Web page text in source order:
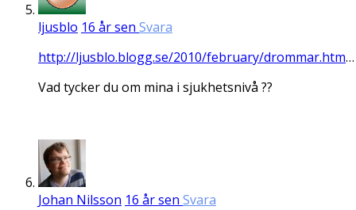
ljusblo 16 år sen Svara
http://ljusblo.blogg.se/2010/february/drommar.htm…
Vad tycker du om mina i sjukhetsnivå ??
Johan Nilsson 16 år sen Svara